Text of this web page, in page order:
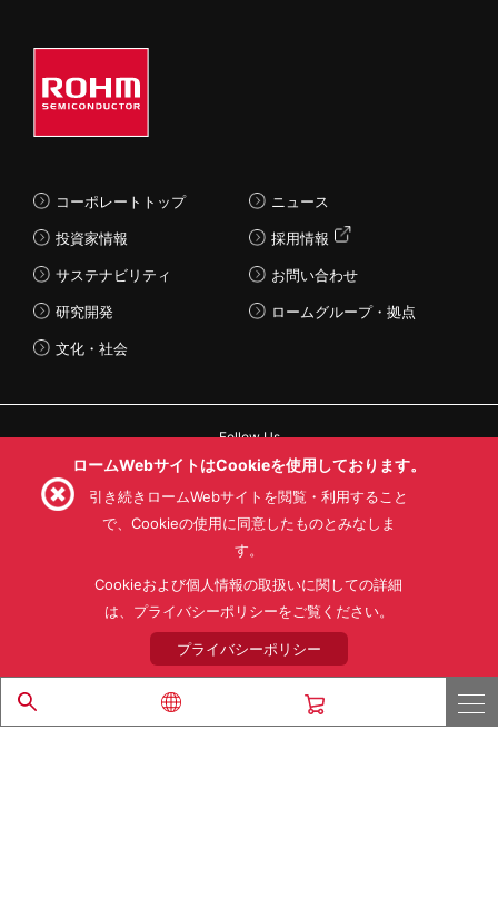
コーポレートトップ
投資家情報
サステナビリティ
研究開発
文化・社会
ニュース
採用情報
お問い合わせ
ロームグループ・拠点
Follow Us
利用目的
プライバシーポリシー
サイトマップ
ローム製品の販売に関する標準契約条件書(PDF)
© 1997 - 2026 ROHM CO., LTD. ALL RIGHTS RESERVED.
ロームWebサイトはCookieを使用しております。
引き続きロームWebサイトを閲覧・利用すること
で、Cookieの使用に同意したものとみなしま
す。
Cookieおよび個人情報の取扱いに関しての詳細
は、プライバシーポリシーをご覧ください。
プライバシーポリシー